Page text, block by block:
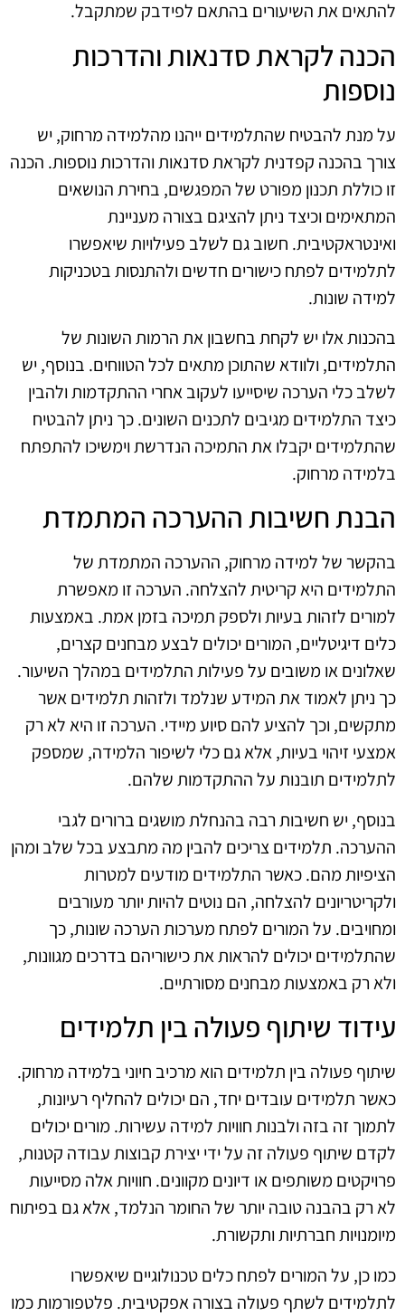
להתאים את השיעורים בהתאם לפידבק שמתקבל.
הכנה לקראת סדנאות והדרכות
נוספות
על מנת להבטיח שהתלמידים ייהנו מהלמידה מרחוק, יש
צורך בהכנה קפדנית לקראת סדנאות והדרכות נוספות. הכנה
זו כוללת תכנון מפורט של המפגשים, בחירת הנושאים
המתאימים וכיצד ניתן להציגם בצורה מעניינת
ואינטראקטיבית. חשוב גם לשלב פעילויות שיאפשרו
לתלמידים לפתח כישורים חדשים ולהתנסות בטכניקות
למידה שונות.
בהכנות אלו יש לקחת בחשבון את הרמות השונות של
התלמידים, ולוודא שהתוכן מתאים לכל הטווחים. בנוסף, יש
לשלב כלי הערכה שיסייעו לעקוב אחרי ההתקדמות ולהבין
כיצד התלמידים מגיבים לתכנים השונים. כך ניתן להבטיח
שהתלמידים יקבלו את התמיכה הנדרשת וימשיכו להתפתח
בלמידה מרחוק.
הבנת חשיבות ההערכה המתמדת
בהקשר של למידה מרחוק, ההערכה המתמדת של
התלמידים היא קריטית להצלחה. הערכה זו מאפשרת
למורים לזהות בעיות ולספק תמיכה בזמן אמת. באמצעות
כלים דיגיטליים, המורים יכולים לבצע מבחנים קצרים,
שאלונים או משובים על פעילות התלמידים במהלך השיעור.
כך ניתן לאמוד את המידע שנלמד ולזהות תלמידים אשר
מתקשים, וכך להציע להם סיוע מיידי. הערכה זו היא לא רק
אמצעי זיהוי בעיות, אלא גם כלי לשיפור הלמידה, שמספק
לתלמידים תובנות על ההתקדמות שלהם.
בנוסף, יש חשיבות רבה בהנחלת מושגים ברורים לגבי
ההערכה. תלמידים צריכים להבין מה מתבצע בכל שלב ומהן
הציפיות מהם. כאשר התלמידים מודעים למטרות
ולקריטריונים להצלחה, הם נוטים להיות יותר מעורבים
ומחויבים. על המורים לפתח מערכות הערכה שונות, כך
שהתלמידים יכולים להראות את כישוריהם בדרכים מגוונות,
ולא רק באמצעות מבחנים מסורתיים.
עידוד שיתוף פעולה בין תלמידים
שיתוף פעולה בין תלמידים הוא מרכיב חיוני בלמידה מרחוק.
כאשר תלמידים עובדים יחד, הם יכולים להחליף רעיונות,
לתמוך זה בזה ולבנות חוויות למידה עשירות. מורים יכולים
לקדם שיתוף פעולה זה על ידי יצירת קבוצות עבודה קטנות,
פרויקטים משותפים או דיונים מקוונים. חוויות אלה מסייעות
לא רק בהבנה טובה יותר של החומר הנלמד, אלא גם בפיתוח
מיומנויות חברתיות ותקשורת.
כמו כן, על המורים לפתח כלים טכנולוגיים שיאפשרו
לתלמידים לשתף פעולה בצורה אפקטיבית. פלטפורמות כמו